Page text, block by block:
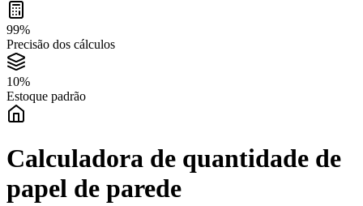
99%
Precisão dos cálculos
10%
Estoque padrão
Calculadora de quantidade de
papel de parede